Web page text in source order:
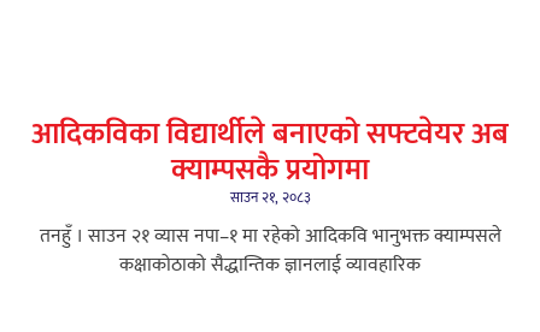
आदिकविका विद्यार्थीले बनाएको सफ्टवेयर अब
क्याम्पसकै प्रयोगमा
साउन २१, २०८३
तनहुँ । साउन २१ ​व्यास नपा–१ मा रहेको आदिकवि भानुभक्त क्याम्पसले
कक्षाकोठाको सैद्धान्तिक ज्ञानलाई व्यावहारिक